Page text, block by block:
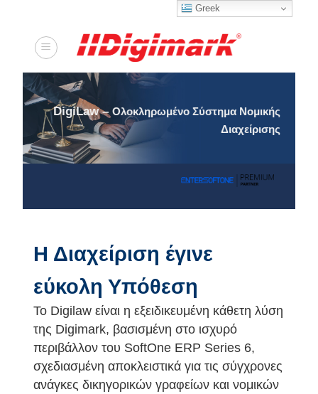
στο
DigiLaw – Ολοκληρωμένο Σύστημα Νομικής
Διαχείρισης
Η Διαχείριση έγινε
εύκολη Υπόθεση
Το Digilaw είναι η εξειδικευμένη κάθετη λύση
της Digimark, βασισμένη στο ισχυρό
περιβάλλον του SoftOne ERP Series 6,
σχεδιασμένη αποκλειστικά για τις σύγχρονες
ανάγκες δικηγορικών γραφείων και νομικών
Greek